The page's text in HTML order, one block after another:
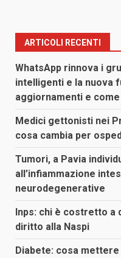
ARTICOLI RECENTI
WhatsApp rinnova i
intelligenti e la nuova
aggiornamenti e
Medici gettonisti nei
cosa cambia per
Tumori, a Pavia
all’infiammazione
neurodegenerative
Inps: chi è costretto
diritto alla Naspi
Diabete: cosa